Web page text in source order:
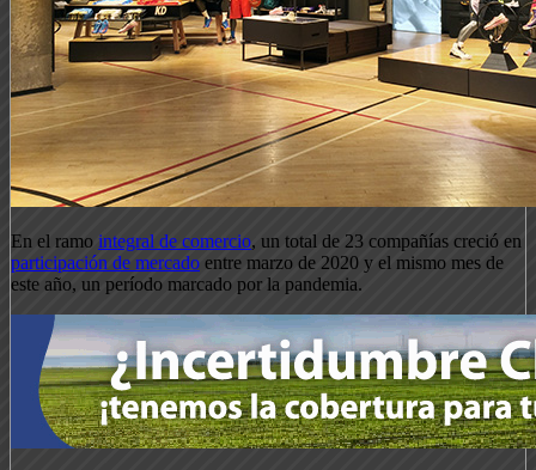
En el ramo integral de comercio, un total de 23 compañías creció en
participación de mercado entre marzo de 2020 y el mismo mes de
este año, un período marcado por la pandemia.